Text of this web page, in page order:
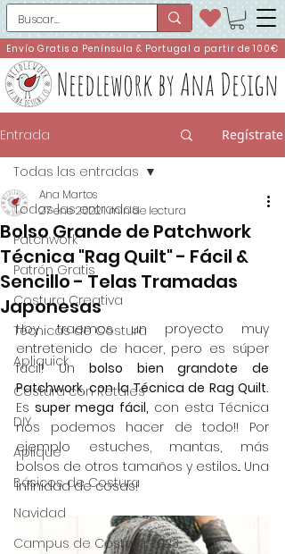
Needlework by Ana Design
Envío Gratis a Península & Portugal a partir de 100€
Entrada Regístrate
Todas las entradas
Patchwork
Patrón Gratis
Costura Creativa
Técnicas de Costura
Apliquick
Costura con Retales
DIY
Aplique
Básicos de Costura
Navidad
Campus de Costura 2023
Todas las entradas
Bolso Grande de Patchwork
Técnica "Rag Quilt" - Fácil &
Sencillo - Telas Tramadas
Japonesas
Ana Martos
27 ene 20221 min de lectura
Hoy traemos un proyecto muy
entretenido de hacer, pero es súper
fácil! Un bolso bien grandote de
Patchwork, con la Técnica de Rag Quilt.
Es super mega fácil, con esta Técnica
nos podemos hacer de todo!! Por
ejemplo estuches, mantas, más
bolsos de otros tamaños y estilos... Una
infinidad de cosas!